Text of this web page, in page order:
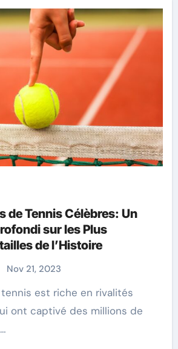
de Tennis Célèbres: Un
sur les Plus
de l’Histoire
Nov 21, 2023
ont captivé des millions de